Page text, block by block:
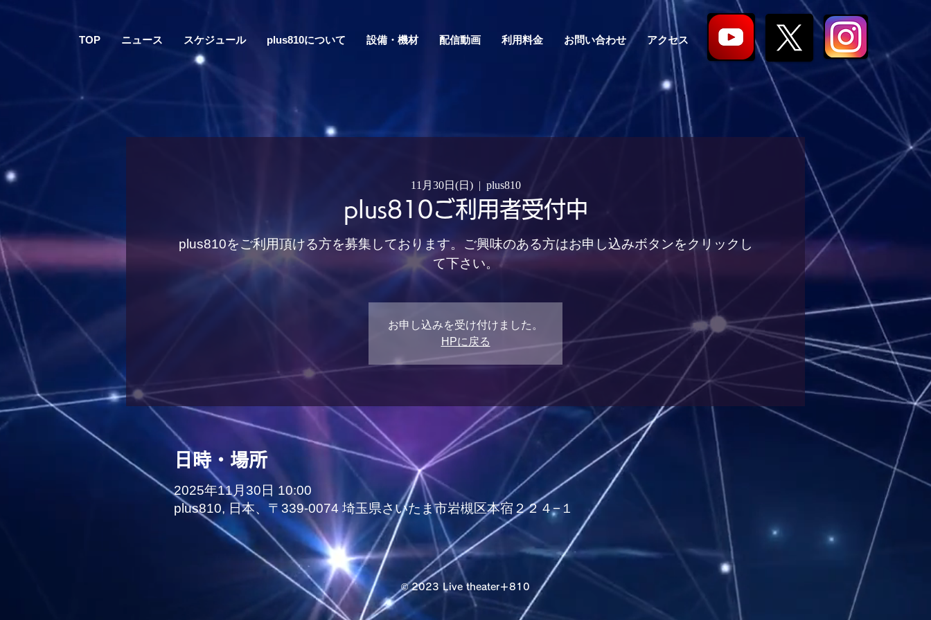
TOP ニュース スケジュール plus810について 設備・機材 配信動画 利用料金 お問い合わせ アクセス
11月30日(日)
  |
plus810
plus810ご利用者受付中
plus810をご利用頂ける方を募集しております。ご興味のある方はお申し込みボタンをクリックし
て下さい。
お申し込みを受け付けました。
HPに戻る
日時・場所
2025年11月30日 10:00
plus810, 日本、〒339-0074 埼玉県さいたま市岩槻区本宿２２４−１
© 2023 Live theater＋810